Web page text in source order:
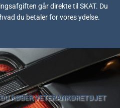
går direkte til SKAT. Du
du betaler for vores ydelse.
KØBER VETERANKØRETØJET